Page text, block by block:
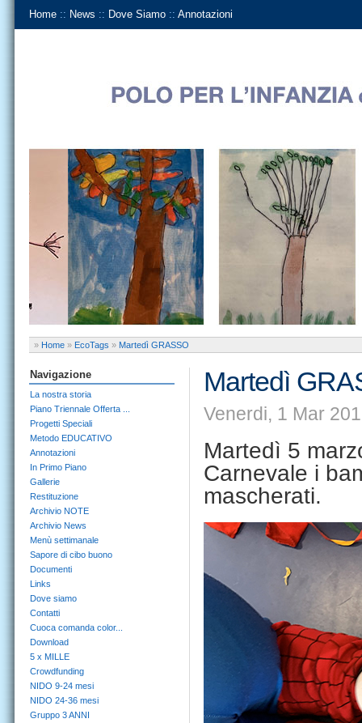
Home :: News :: Dove Siamo :: Annotazioni
» Home » EcoTags » Martedì GRASSO
Martedì
Venerdi, 1 Mar
Martedì 5
Carnevale i
mascherati.
Navigazione
La nostra storia
Piano Triennale Offerta ...
Progetti Speciali
Metodo EDUCATIVO
Annotazioni
In Primo Piano
Gallerie
Restituzione
Archivio NOTE
Archivio News
Menù settimanale
Sapore di cibo buono
Documenti
Links
Dove siamo
Contatti
Cuoca comanda color...
Download
5 x MILLE
Crowdfunding
NIDO 9-24 mesi
NIDO 24-36 mesi
Gruppo 3 ANNI